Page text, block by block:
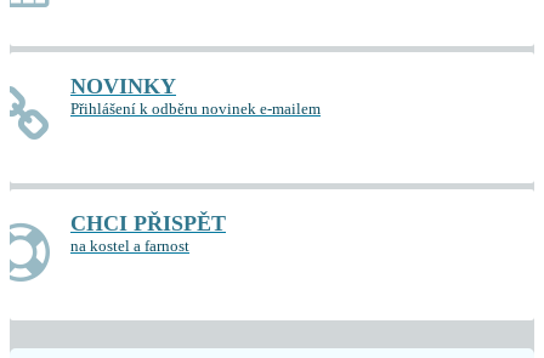
NOVINKY
Přihlášení k odběru novinek e-mailem
CHCI PŘISPĚT
na kostel a farnost